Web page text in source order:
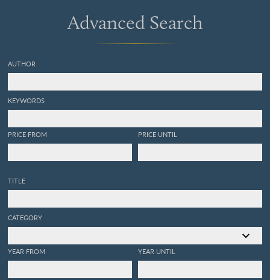
Sprachwissenschaft von A.
Advanced Search
AUTHOR
KEYWORDS
PRICE FROM PRICE UNTIL
TITLE
CATEGORY
YEAR FROM YEAR UNTIL